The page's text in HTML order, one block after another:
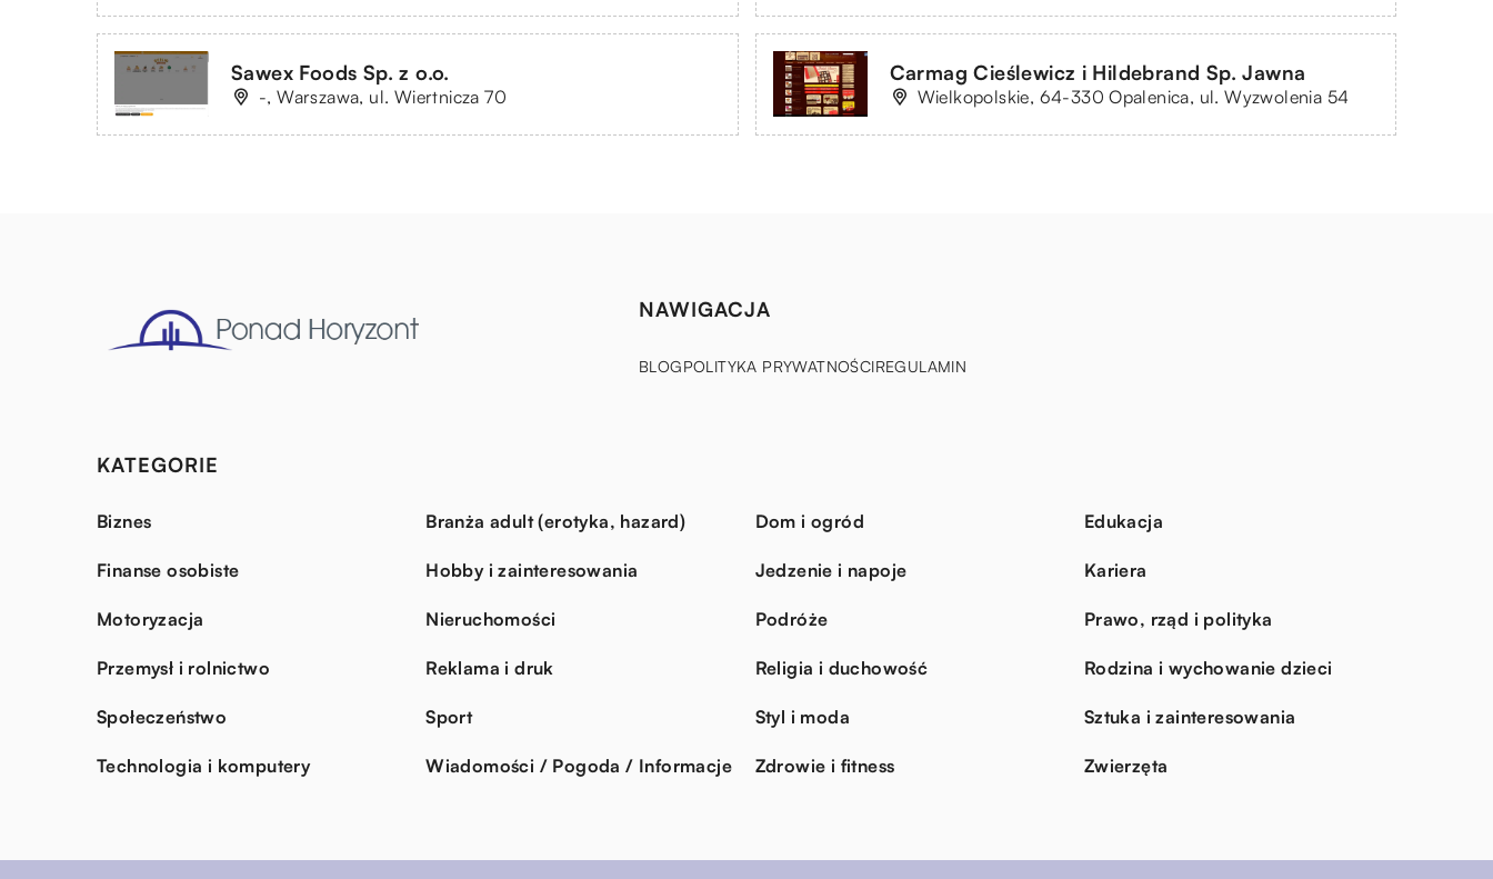
Sawex Foods Sp. z o.o.
-, Warszawa, ul. Wiertnicza 70
Carmag Cieślewicz i Hildebrand Sp. Jawna
Wielkopolskie, 64-330 Opalenica, ul. Wyzwolenia 54
NAWIGACJA
BLOGPOLITYKA PRYWATNOŚCIREGULAMIN
KATEGORIE
Biznes Branża adult (erotyka, hazard) Dom i ogród Edukacja
Finanse osobiste Hobby i zainteresowania Jedzenie i napoje Kariera
Motoryzacja Nieruchomości Podróże Prawo, rząd i polityka
Przemysł i rolnictwo Reklama i druk Religia i duchowość Rodzina i wychowanie dzieci
Społeczeństwo Sport Styl i moda Sztuka i zainteresowania
Technologia i komputery Wiadomości / Pogoda / Informacje Zdrowie i fitness Zwierzęta